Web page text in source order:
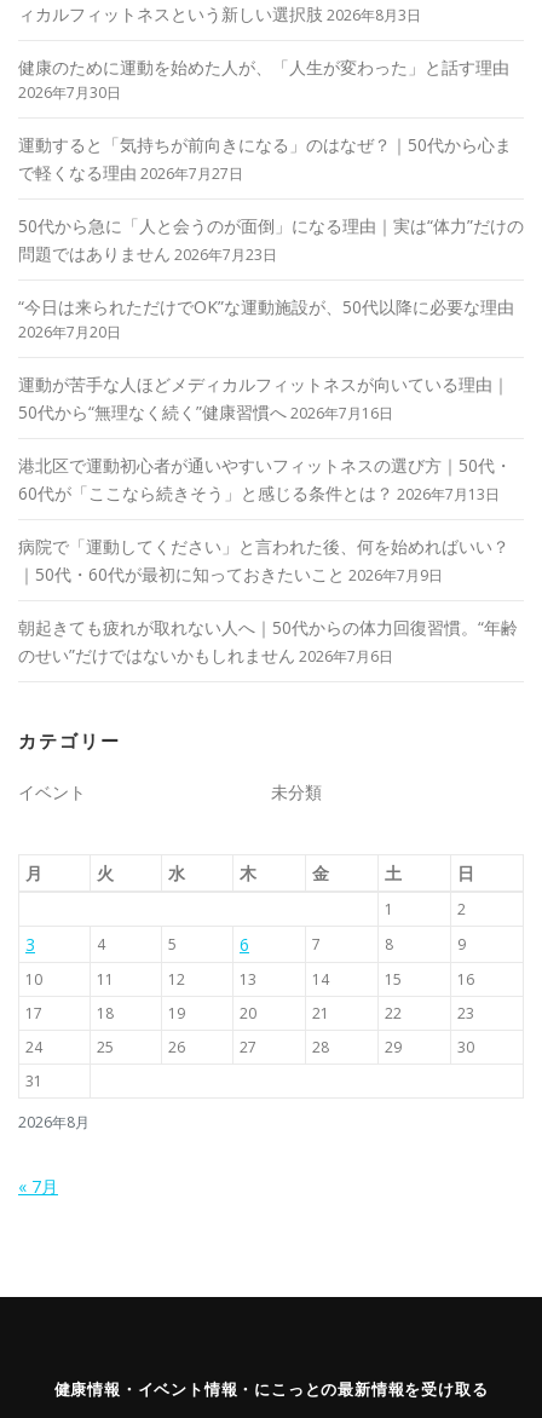
ィカルフィットネスという新しい選択肢 2026年8月3日
健康のために運動を始めた人が、「人生が変わった」と話す理由
2026年7月30日
運動すると「気持ちが前向きになる」のはなぜ？｜50代から心ま
で軽くなる理由 2026年7月27日
50代から急に「人と会うのが面倒」になる理由｜実は“体力”だけの
問題ではありません 2026年7月23日
“今日は来られただけでOK”な運動施設が、50代以降に必要な理由
2026年7月20日
運動が苦手な人ほどメディカルフィットネスが向いている理由｜
50代から“無理なく続く”健康習慣へ2026年7月16日
港北区で運動初心者が通いやすいフィットネスの選び方｜50代・
60代が「ここなら続きそう」と感じる条件とは？ 2026年7月13日
病院で「運動してください」と言われた後、何を始めればいい？
｜50代・60代が最初に知っておきたいこと 2026年7月9日
朝起きても疲れが取れない人へ｜50代からの体力回復習慣。“年齢
のせい”だけではないかもしれません 2026年7月6日
カテゴリー
イベント 未分類
2026年8月
月 火 水 木 金 土 日
1 2
3 4 5 6 7 8
9
10
11 12 13 14 15
16
17
18 19 20 21 22
23
24
25 26 27 28 29
30
31
« 7月
健康情報・イベント情報・にこっとの最新情報を受け取る